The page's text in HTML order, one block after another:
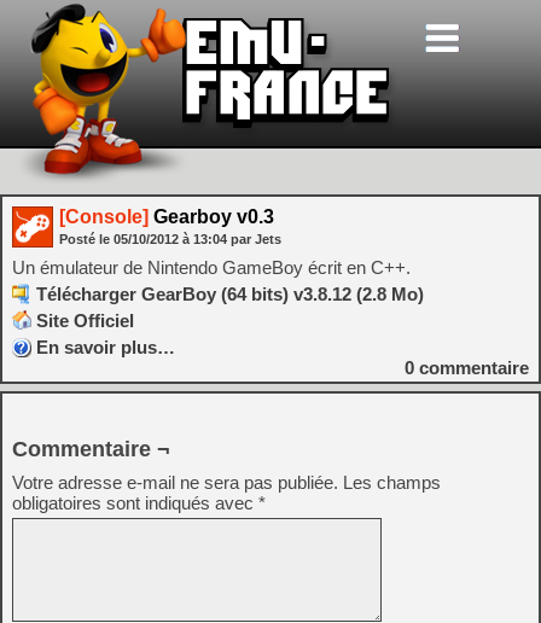
[Console] Gearboy v0.3
Posté le 05/10/2012 à 13:04 par Jets
Un émulateur de Nintendo GameBoy écrit en C++.
Télécharger GearBoy (64 bits) v3.8.12 (2.8 Mo)
Site Officiel
En savoir plus…
0 commentaire
Commentaire ¬
Votre adresse e-mail ne sera pas publiée. Les champs
obligatoires sont indiqués avec *